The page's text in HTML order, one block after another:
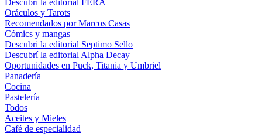
Descubrí la editorial FERA
Oráculos y Tarots
Recomendados por Marcos Casas
Cómics y mangas
Descubri la editorial Septimo Sello
Descubrí la editorial Alpha Decay
Oportunidades en Puck, Titania y Umbriel
Panadería
Cocina
Pastelería
Todos
Aceites y Mieles
Café de especialidad